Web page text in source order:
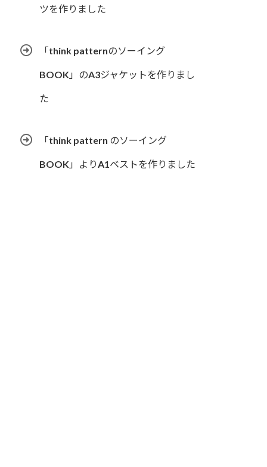
ツを作りました
「think patternのソーイング
BOOK」のA3ジャケットを作りまし
た
「think pattern のソーイング
BOOK」よりA1ベストを作りました